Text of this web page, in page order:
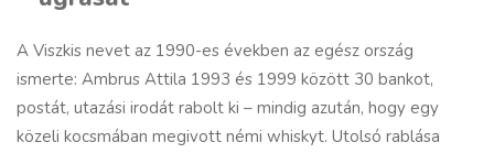
A Viszkis nevet az 1990-es években az egész ország
ismerte: Ambrus Attila 1993 és 1999 között 30 bankot,
postát, utazási irodát rabolt ki – mindig azután, hogy egy
közeli kocsmában megivott némi whiskyt. Utolsó rablása